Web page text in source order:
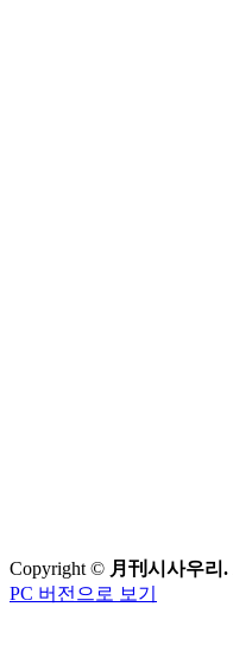
Copyright © 月刊시사우리.
PC 버전으로 보기